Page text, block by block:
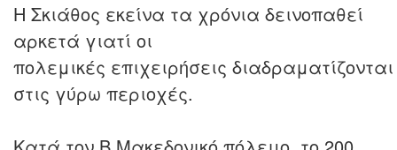
Η Σκιάθος εκείνα τα χρόνια δεινοπαθεί
αρκετά γιατί οι
πολεμικές επιχειρήσεις διαδραματίζονται
στις γύρω περιοχές.